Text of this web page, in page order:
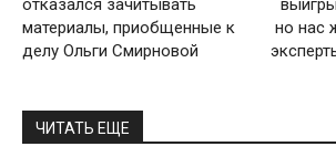
отказался зачитывать
материалы, приобщенные к
делу Ольги Смирновой
но нас
ЧИТАТЬ ЕЩЕ